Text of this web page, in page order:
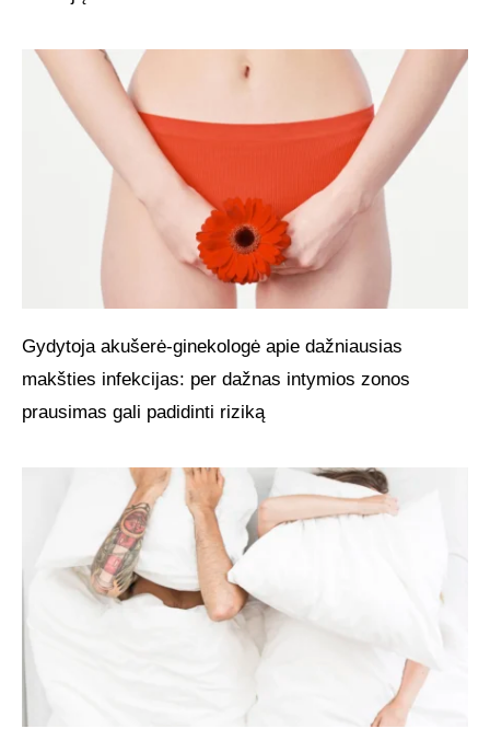
Gydytoja akušerė-ginekologė apie dažniausias
makšties infekcijas: per dažnas intymios zonos
prausimas gali padidinti riziką